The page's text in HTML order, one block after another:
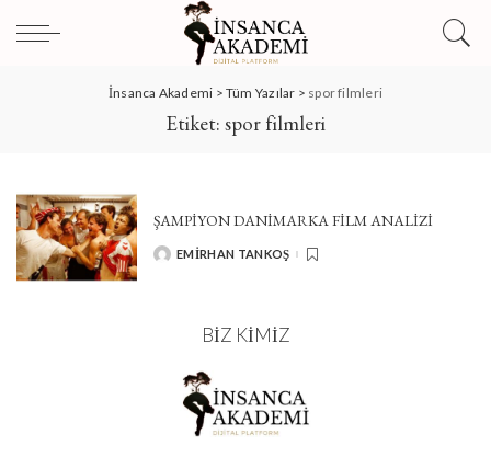
İnsanca Akademi > Tüm Yazılar > spor filmleri
Etiket: spor filmleri
ŞAMPİYON DANİMARKA FİLM ANALİZİ
POSTED
EMIRHAN TANKOŞ
BIZ KIMIZ